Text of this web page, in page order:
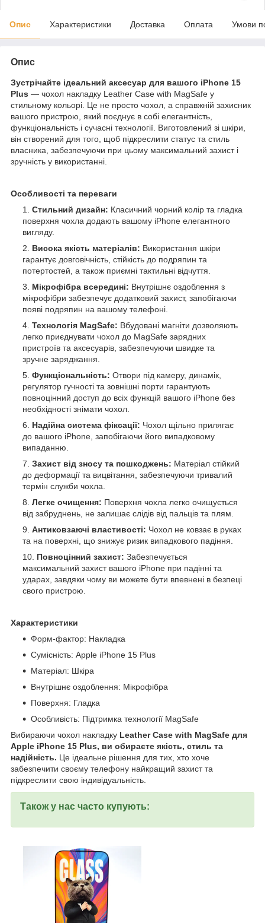
Опис Характеристики Доставка Оплата Умови
Опис
Зустрічайте ідеальний аксесуар для вашого iPhone 15
Plus — чохол накладку Leather Case with MagSafe у
стильному кольорі. Це не просто чохол, а справжній захисник
вашого пристрою, який поєднує в собі елегантність,
функціональність і сучасні технології. Виготовлений зі шкіри,
він створений для того, щоб підкреслити статус та стиль
власника, забезпечуючи при цьому максимальний захист і
зручність у використанні.
Особливості та переваги
Стильний дизайн: Класичний чорний колір та гладка
поверхня чохла додають вашому iPhone елегантного
вигляду.
Висока якість матеріалів: Використання шкіри
гарантує довговічність, стійкість до подряпин та
потертостей, а також приємні тактильні відчуття.
Мікрофібра всередині: Внутрішнє оздоблення з
мікрофібри забезпечує додатковий захист, запобігаючи
появі подряпин на вашому телефоні.
Технологія MagSafe: Вбудовані магніти дозволяють
легко приєднувати чохол до MagSafe зарядних
пристроїв та аксесуарів, забезпечуючи швидке та
зручне заряджання.
Функціональність: Отвори під камеру, динамік,
регулятор гучності та зовнішні порти гарантують
повноцінний доступ до всіх функцій вашого iPhone без
необхідності знімати чохол.
Надійна система фіксації: Чохол щільно прилягає
до вашого iPhone, запобігаючи його випадковому
випаданню.
Захист від зносу та пошкоджень: Матеріал стійкий
до деформації та вицвітання, забезпечуючи тривалий
термін служби чохла.
Легке очищення: Поверхня чохла легко очищується
від забруднень, не залишає слідів від пальців та плям.
Антиковзаючі властивості: Чохол не ковзає в руках
та на поверхні, що знижує ризик випадкового падіння.
Повноцінний захист: Забезпечується
максимальний захист вашого iPhone при падінні та
ударах, завдяки чому ви можете бути впевнені в безпеці
свого пристрою.
Характеристики
Форм-фактор: Накладка
Сумісність: Apple iPhone 15 Plus
Матеріал: Шкіра
Внутрішнє оздоблення: Мікрофібра
Поверхня: Гладка
Особливість: Підтримка технології MagSafe
Вибираючи чохол накладку Leather Case with MagSafe для
Apple iPhone 15 Plus, ви обираєте якість, стиль та
надійність. Це ідеальне рішення для тих, хто хоче
забезпечити своєму телефону найкращий захист та
підкреслити свою індивідуальність.
Також у нас часто купують: